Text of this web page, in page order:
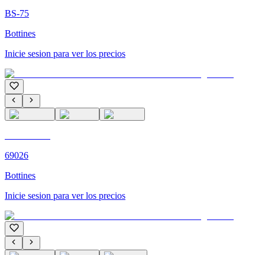
BS-75
Bottines
Inicie sesion para ver los precios
69026
Bottines
Inicie sesion para ver los precios